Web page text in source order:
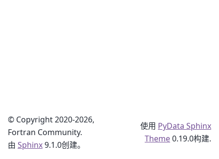
© Copyright 2020-2026,
Fortran Community.
由 Sphinx9.1.0创建。
使用 PyData Sphinx
Theme0.19.0构建.